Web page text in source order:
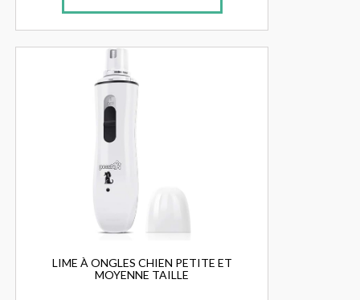
LIME À ONGLES CHIEN PETITE ET
MOYENNE TAILLE